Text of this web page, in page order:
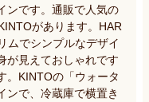
ンです。通販で人気の
があります。HAR
ムでシンプルなデザイ
が見えておしゃれです
。KINTOの「ウォータ
ンで、冷蔵庫で横置き